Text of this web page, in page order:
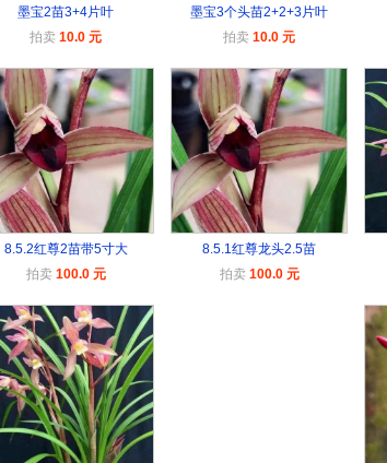
墨宝2苗3+4片叶
拍卖 10.0 元
墨宝3个头苗2+2+3片叶
拍卖 10.0 元
8.5.2红尊2苗带5寸大
拍卖 100.0 元
8.5.1红尊龙头2.5苗
拍卖 100.0 元